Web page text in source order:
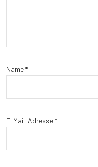
Name*
E-Mail-Adresse*